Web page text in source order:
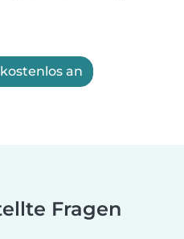
an
Fragen